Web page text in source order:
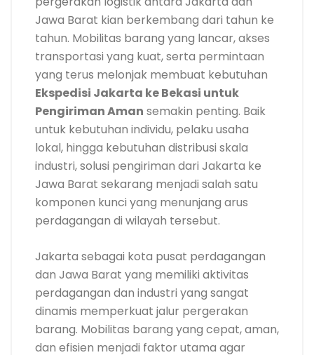
Jawa Barat kian berkembang dari tahun ke
tahun. Mobilitas barang yang lancar, akses
transportasi yang kuat, serta permintaan
yang terus melonjak membuat kebutuhan
Ekspedisi Jakarta ke Bekasi untuk
Pengiriman Aman semakin penting. Baik
untuk kebutuhan individu, pelaku usaha
lokal, hingga kebutuhan distribusi skala
industri, solusi pengiriman dari Jakarta ke
Jawa Barat sekarang menjadi salah satu
komponen kunci yang menunjang arus
perdagangan di wilayah tersebut.
Jakarta sebagai kota pusat perdagangan
dan Jawa Barat yang memiliki aktivitas
perdagangan dan industri yang sangat
dinamis memperkuat jalur pergerakan
barang. Mobilitas barang yang cepat, aman,
dan efisien menjadi faktor utama agar